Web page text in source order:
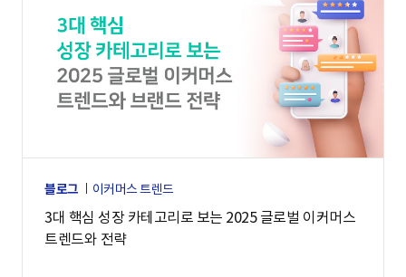
블로그 이커머스 트렌드
3대 핵심 성장 카테고리로 보는 2025 글로벌 이커머스
트렌드와 전략